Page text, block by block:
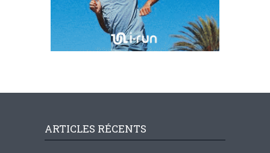
ARTICLES RÉCENTS